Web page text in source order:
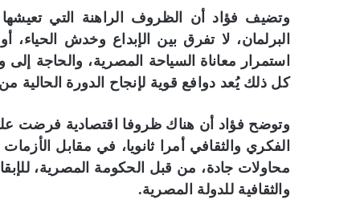
وتضيف فؤاد أن الظروف الراهنة التي
البرلمان، لا تفرق بين الإبداع وخدش الحياء،
استمرار معاناة السياحة المصرية، والحاجة
كل ذلك يُعد دوافع قوية لإنجاح الدورة الحالية من
وتوضح فؤاد أن هناك ظروفا اقتصادية فرضت
الفكري والثقافي أمرا ثانويا، في مقابل
محاولات جادة، من قبل الحكومة المصرية،
والثقافية للدولة المصرية.